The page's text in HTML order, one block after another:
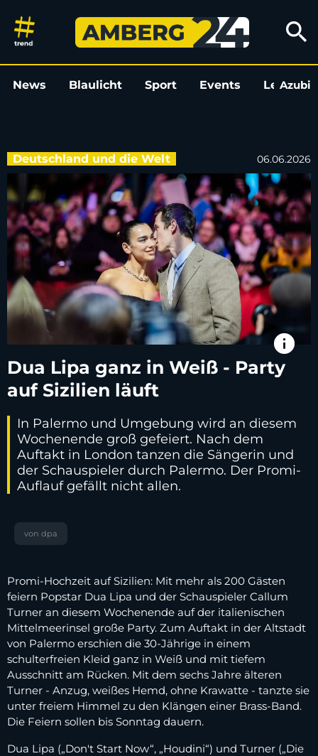
Dua Lipa ganz in Weiß - Party
search
News Blaulicht Sport Events LeoAzubi
Deutschland und die Welt 06.06.2026
info
Dua Lipa ganz in Weiß - Party
auf Sizilien läuft
In Palermo und Umgebung wird an diesem
Wochenende groß gefeiert. Nach dem
Auftakt in London tanzen die Sängerin und
der Schauspieler durch Palermo. Der Promi-
Auflauf gefällt nicht allen.
von dpa
Promi-Hochzeit auf Sizilien: Mit mehr als 200 Gästen
feiern Popstar Dua Lipa und der Schauspieler Callum
Turner an diesem Wochenende auf der italienischen
Mittelmeerinsel große Party. Zum Auftakt in der Altstadt
von Palermo erschien die 30-Jährige in einem
schulterfreien Kleid ganz in Weiß und mit tiefem
Ausschnitt am Rücken. Mit dem sechs Jahre älteren
Turner - Anzug, weißes Hemd, ohne Krawatte - tanzte sie
unter freiem Himmel zu den Klängen einer Brass-Band.
Die Feiern sollen bis Sonntag dauern.
Dua Lipa („Don't Start Now“, „Houdini“) und Turner („Die